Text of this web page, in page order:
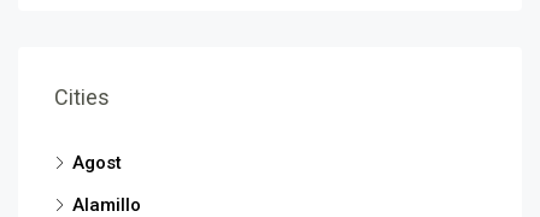
Cities
Agost
Alamillo